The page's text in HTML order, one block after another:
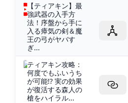
【ティアキン】最
強武器の入手方
法！序盤から手に
入る瘴気の剣＆魔
王の弓がヤバす
ぎ...
ティアキン攻略：
何度でもふいうち
が可能!? 実の効果
が復活する森人の
槍をハイラル...